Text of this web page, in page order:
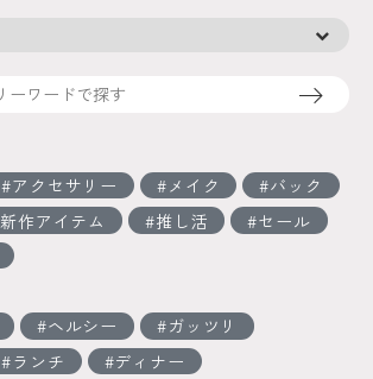
検索
アクセサリー メイク
バック
新作アイテム 推し活
セール
ヘルシー
ガッツリ
ランチ
ディナー